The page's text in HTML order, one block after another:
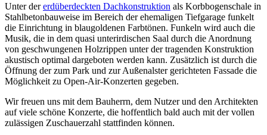
Unter dererdüberdeckten Dachkonstruktion als Korbbogenschale in
Stahlbetonbauweise im Bereich der ehemaligen Tiefgarage funkelt
die Einrichtung in blaugoldenen Farbtönen. Funkeln wird auch die
Musik, die in dem quasi unterirdischen Saal durch die Anordnung
von geschwungenen Holzrippen unter der tragenden Konstruktion
akustisch optimal dargeboten werden kann. Zusätzlich ist durch die
Öffnung der zum Park und zur Außenalster gerichteten Fassade die
Möglichkeit zu Open-Air-Konzerten gegeben.
Wir freuen uns mit dem Bauherrn, dem Nutzer und den Architekten
auf viele schöne Konzerte, die hoffentlich bald auch mit der vollen
zulässigen Zuschauerzahl stattfinden können.